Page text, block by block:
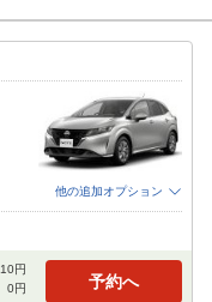
他の追加オプション
円
0円 予約へ